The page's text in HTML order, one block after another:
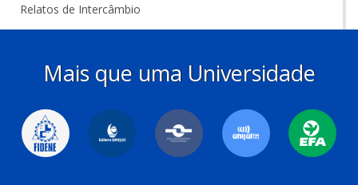
Relatos de Intercâmbio
Mais que uma Universidade